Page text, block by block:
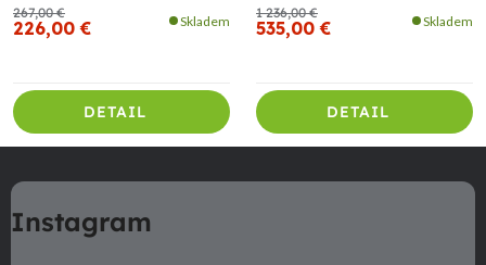
267,00 €
226,00 € Skladem
DETAIL
1 236,00 €
535,00 € Skladem
DETAIL
á
pInstagram